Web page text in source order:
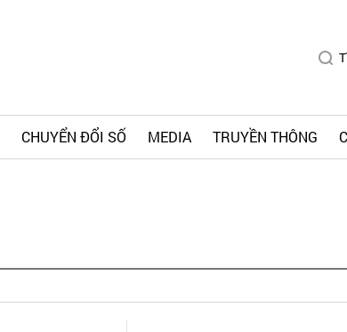
CHUYỂN ĐỔI SỐ MEDIA TRUYỀN THÔNG